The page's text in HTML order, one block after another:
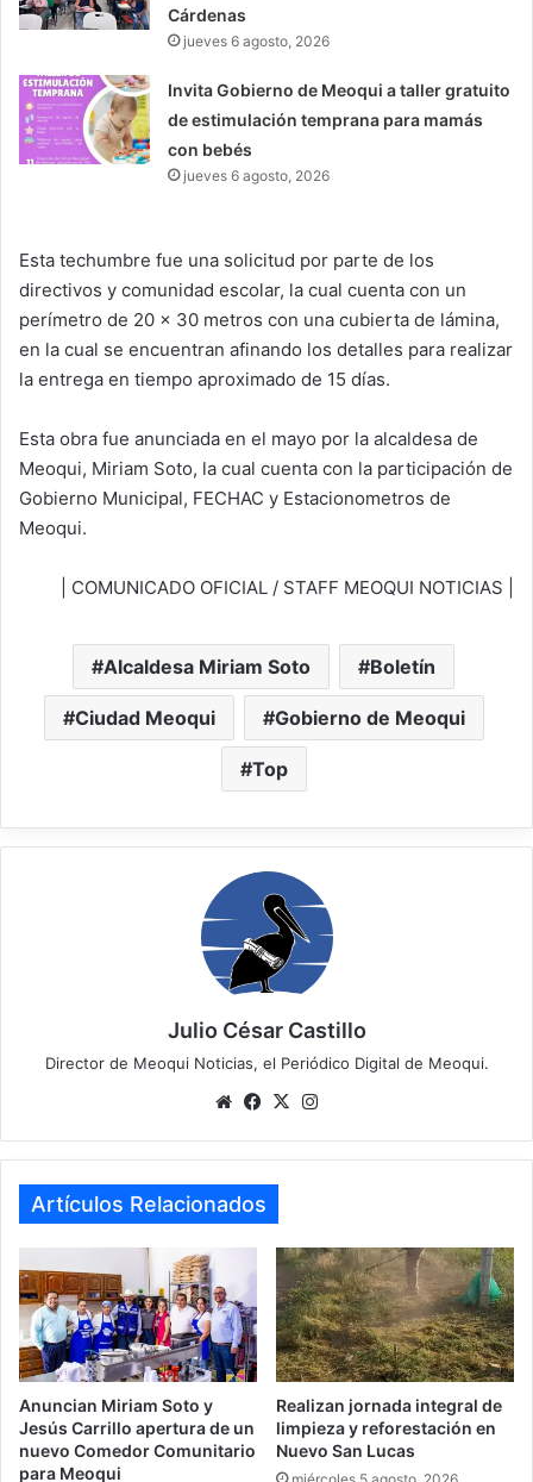
Cárdenas
jueves 6 agosto, 2026
Invita Gobierno de Meoqui a taller gratuito
de estimulación temprana para mamás
con bebés
jueves 6 agosto, 2026
Esta techumbre fue una solicitud por parte de los
directivos y comunidad escolar, la cual cuenta con un
perímetro de 20 x 30 metros con una cubierta de lámina,
en la cual se encuentran afinando los detalles para realizar
la entrega en tiempo aproximado de 15 días.
Esta obra fue anunciada en el mayo por la alcaldesa de
Meoqui, Miriam Soto, la cual cuenta con la participación de
Gobierno Municipal, FECHAC y Estacionometros de
Meoqui.
| COMUNICADO OFICIAL / STAFF MEOQUI NOTICIAS |
Alcaldesa Miriam Soto Boletín
Ciudad Meoqui Gobierno de Meoqui
Top
Julio César Castillo
Director de Meoqui Noticias, el Periódico Digital de Meoqui.
We
te
Fa
bo
ok
X
ra
Artículos Relacionados
Anuncian Miriam Soto y
Jesús Carrillo apertura de un
nuevo Comedor Comunitario
para Meoqui
Realizan jornada integral de
limpieza y reforestación en
Nuevo San Lucas